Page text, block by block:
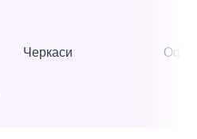
Черкаси